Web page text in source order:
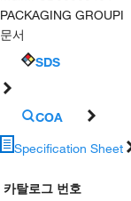
PACKAGING GROUPI
문서
SDS
COA
Specification Sheet
카탈로그 번호